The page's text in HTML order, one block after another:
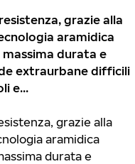
grazie alla
aramidica
durata e
extraurbane difficili
e...
grazie alla
aramidica
durata e